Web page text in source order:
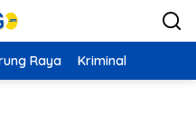
Raya Kriminal